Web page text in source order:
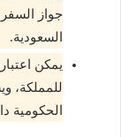
جواز السفر
السعودية.
يمكن
للمملكة،
الحكومية